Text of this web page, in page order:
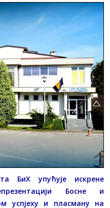
БиХ упућује искрене
Босне и
успјеху и пласману на